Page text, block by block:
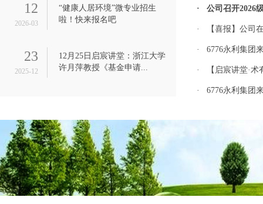
12
2026-03
“健康人居环境”微专业招生
啦！快来报名吧
23
2025-12
12月25日启宸讲堂：浙江大学
许月萍教授《基金申请...
· 公司召开2026
· 【喜报】公司
· 6776永利集团
· 【启宸讲堂·术
· 6776永利集团